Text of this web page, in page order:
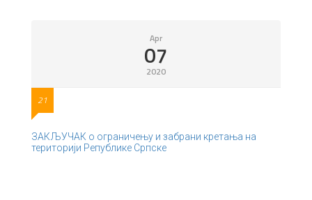
Apr
07
2020
21
ЗАКЉУЧАК о ограничењу и забрани кретања на
територији Републике Српске